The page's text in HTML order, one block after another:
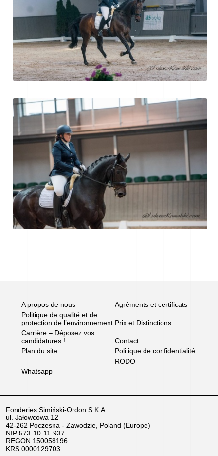
A propos de nous
Agréments et certificats
Politique de qualité et de
protection de l’environnement Prix et Distinctions
Carrière – Déposez vos
candidatures !
Contact
Plan du site
Politique de confidentialité
RODO
Whatsapp
Fonderies Simiński-Ordon S.K.A.
ul. Jałowcowa 12
42-262 Poczesna - Zawodzie, Poland (Europe)
NIP 573-10-11-937
REGON 150058196
KRS 0000129703